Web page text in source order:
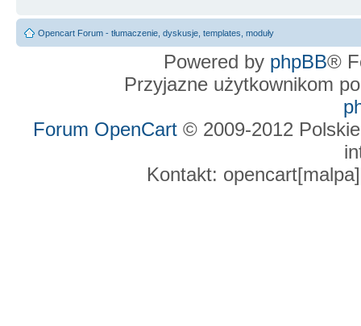
Opencart Forum - tłumaczenie, dyskusje, templates, moduły
Powered by phpBB®
Przyjazne użytkownikom
Forum OpenCart © 2009-2012
Kontakt: